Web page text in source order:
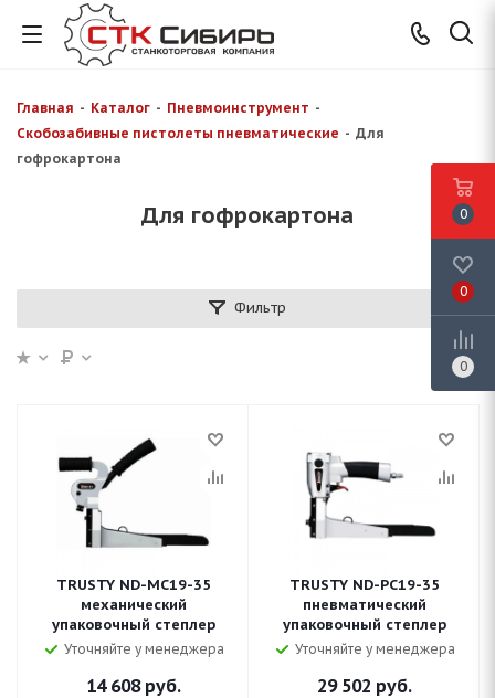
Главная - Каталог - Пневмоинструмент -
Скобозабивные пистолеты пневматические - Для
гофрокартона
Для гофрокартона
Фильтр
TRUSTY ND-MC19-35
механический
упаковочный степлер
Уточняйте у менеджера
14 608руб.
TRUSTY ND-PC19-35
пневматический
упаковочный степлер
Уточняйте у менеджера
29 502 руб.
0
0
0